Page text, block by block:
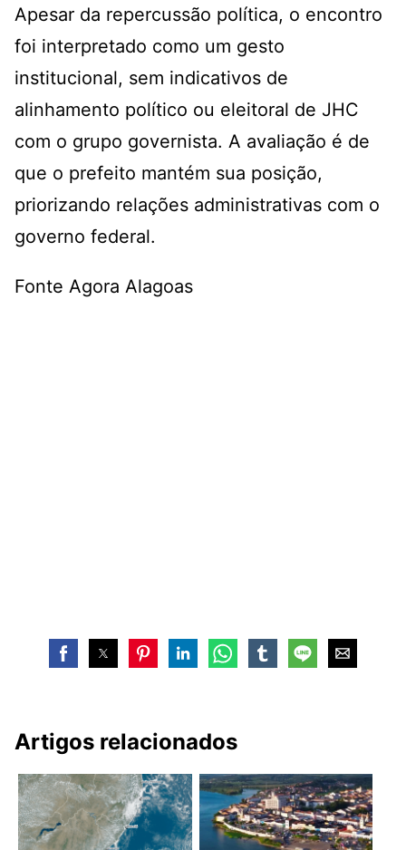
Apesar da repercussão política, o encontro
foi interpretado como um gesto
institucional, sem indicativos de
alinhamento político ou eleitoral de JHC
com o grupo governista. A avaliação é de
que o prefeito mantém sua posição,
priorizando relações administrativas com o
governo federal.
Fonte Agora Alagoas
Artigos relacionados